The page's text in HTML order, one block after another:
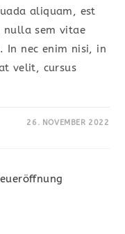
aliquam, est
nulla sem vitae
In nec enim nisi, in
velit, cursus
26. NOVEMBER 2022